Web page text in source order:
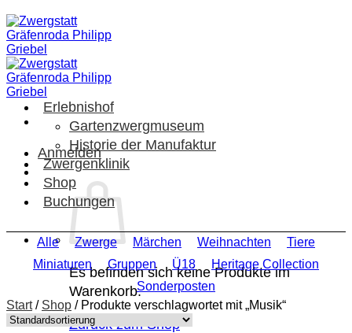
Zum
Inhalt
springen
Anmelden
Es befinden sich keine Produkte im
Warenkorb.
Zurück zum Shop
Erlebnishof
Gartenzwergmuseum
Historie der Manufaktur
Zwergenklinik
Shop
Buchungen
Alle Zwerge Märchen Weihnachten
Tiere
Miniaturen
Gruppen Ü18
Heritage Collection
Sonderposten
Start / Shop /Produkte verschlagwortet mit „Musik“